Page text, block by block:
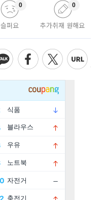
슬퍼요
0
추가취재 원해요
0